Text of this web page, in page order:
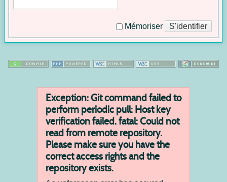
Mémoriser S'identifier
Exception: Git command failed to
perform periodic pull: Host key
verification failed. fatal: Could not
read from remote repository.
Please make sure you have the
correct access rights and the
repository exists.